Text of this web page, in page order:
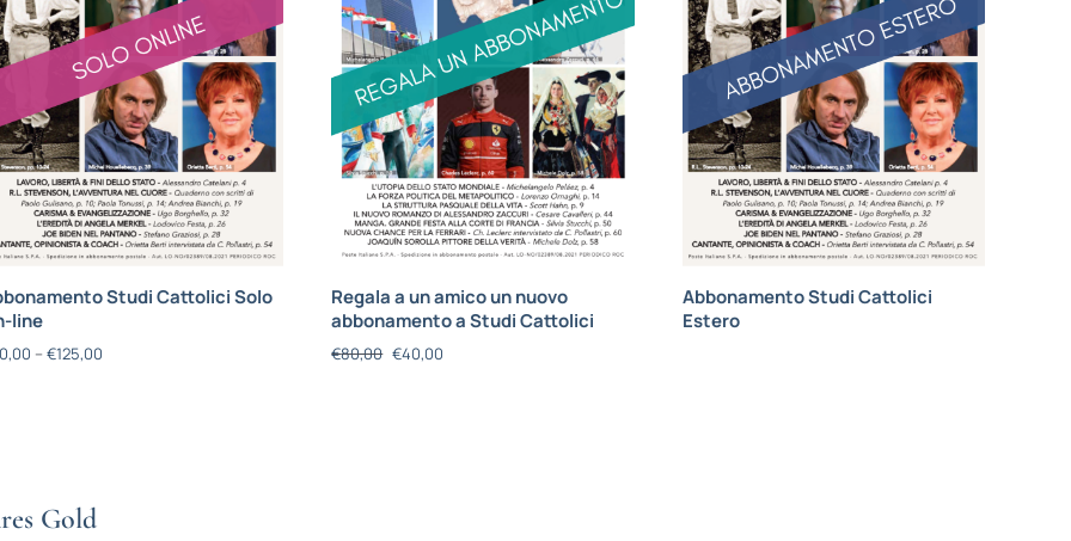
Studi Cattolici Solo
line
– €125,00
Regala a un amico un nuovo
abbonamento a Studi Cattolici
€80,00 €40,00
Abbonamento Studi Cattolici
Estero
Gold